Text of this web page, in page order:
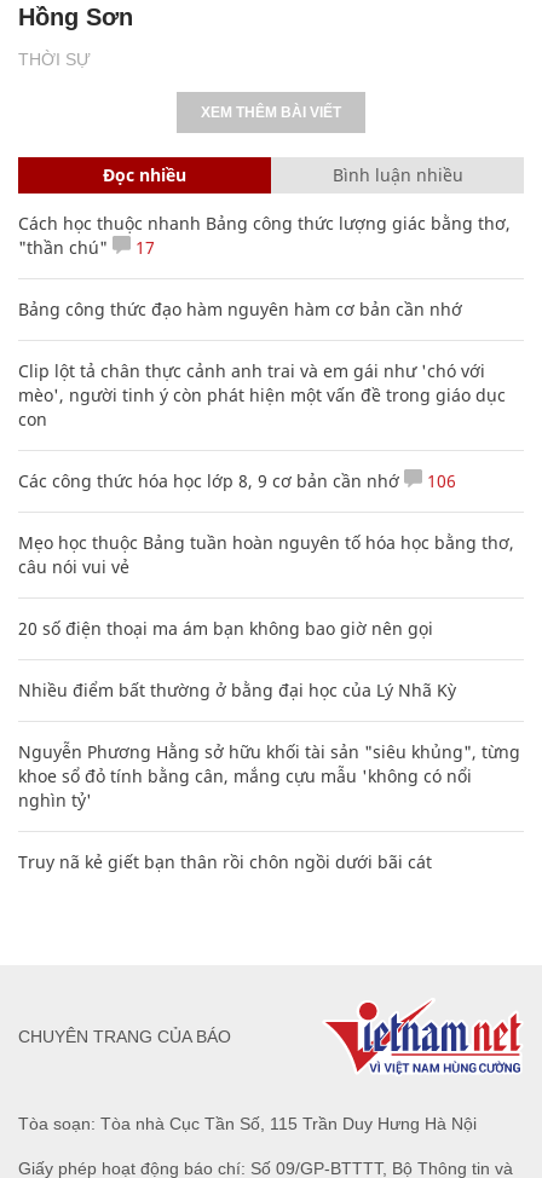
THỜI SỰ
Hồng Sơn
XEM THÊM BÀI VIẾT
Đọc nhiều Bình luận nhiều
Cách học thuộc nhanh Bảng công thức lượng giác bằng thơ,
"thần chú"
17
Bảng công thức đạo hàm nguyên hàm cơ bản cần nhớ
Clip lột tả chân thực cảnh anh trai và em gái như 'chó với
mèo', người tinh ý còn phát hiện một vấn đề trong giáo dục
con
Các công thức hóa học lớp 8, 9 cơ bản cần nhớ 106
Mẹo học thuộc Bảng tuần hoàn nguyên tố hóa học bằng thơ,
câu nói vui vẻ
20 số điện thoại ma ám bạn không bao giờ nên gọi
Nhiều điểm bất thường ở bằng đại học của Lý Nhã Kỳ
Nguyễn Phương Hằng sở hữu khối tài sản "siêu khủng", từng
khoe sổ đỏ tính bằng cân, mắng cựu mẫu 'không có nổi
nghìn tỷ'
Truy nã kẻ giết bạn thân rồi chôn ngồi dưới bãi cát
Tòa soạn: Tòa nhà Cục Tần Số, 115 Trần Duy Hưng Hà Nội
Giấy phép hoạt động báo chí: Số 09/GP-BTTTT, Bộ Thông tin và
CHUYÊN TRANG CỦA BÁO